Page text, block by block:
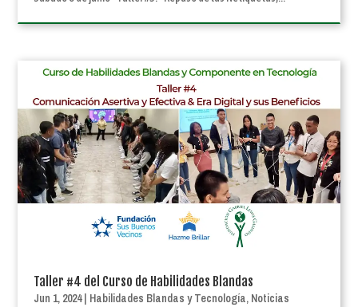
Taller #4 del Curso de Habilidades Blandas
Jun 1, 2024| Habilidades Blandas y Tecnología, Noticias